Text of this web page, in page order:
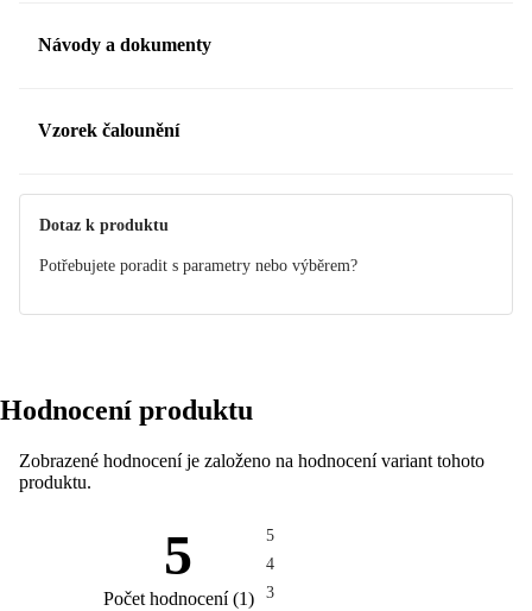
Návody a dokumenty
Manuál
Vzorek čalounění
Vzorek čalounění GREY 746
Objednejte si vzorek až domů.
NOVÉ
Produkty s tímto potahem.
Dotaz k produktu
Potřebujete poradit s parametry nebo výběrem?
Hodnocení produktu
Zobrazené hodnocení je založeno na hodnocení variant tohoto
produktu.
5
Počet hodnocení(1)
5
4
3